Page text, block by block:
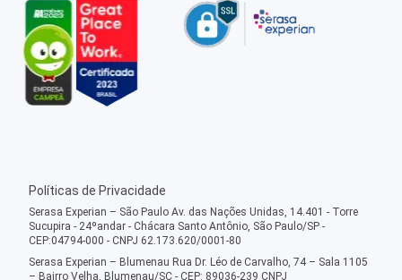
Políticas de Privacidade
Serasa Experian – São Paulo Av. das Nações Unidas, 14.401 - Torre
Sucupira - 24ºandar - Chácara Santo Antônio, São Paulo/SP -
CEP:04794-000 - CNPJ 62.173.620/0001-80
Serasa Experian – Blumenau Rua Dr. Léo de Carvalho, 74 – Sala 1105
– Bairro Velha, Blumenau/SC - CEP: 89036-239 CNPJ